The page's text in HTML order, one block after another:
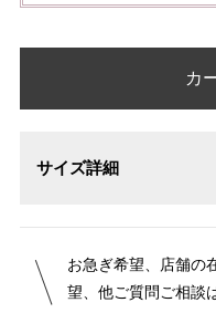
カ
サイズ詳細
が変更になりました。パ
らよりお召しになりやす
お急ぎ希望、店舗の
望、他ご質問ご相談